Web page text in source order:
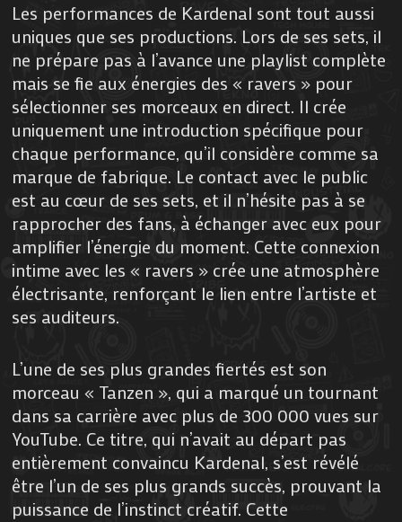
Les performances de Kardenal sont tout aussi
uniques que ses productions. Lors de ses sets, il
ne prépare pas à l’avance une playlist complète
mais se fie aux énergies des « ravers » pour
sélectionner ses morceaux en direct. Il crée
uniquement une introduction spécifique pour
chaque performance, qu’il considère comme sa
marque de fabrique. Le contact avec le public
est au cœur de ses sets, et il n’hésite pas à se
rapprocher des fans, à échanger avec eux pour
amplifier l’énergie du moment. Cette connexion
intime avec les « ravers » crée une atmosphère
électrisante, renforçant le lien entre l’artiste et
ses auditeurs.
L’une de ses plus grandes fiertés est son
morceau « Tanzen », qui a marqué un tournant
dans sa carrière avec plus de 300 000 vues sur
YouTube. Ce titre, qui n’avait au départ pas
entièrement convaincu Kardenal, s’est révélé
être l’un de ses plus grands succès, prouvant la
puissance de l’instinct créatif. Cette